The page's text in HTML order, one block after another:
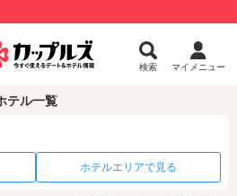
検索 マイメニュー
テル一覧
ホテルエリアで見る